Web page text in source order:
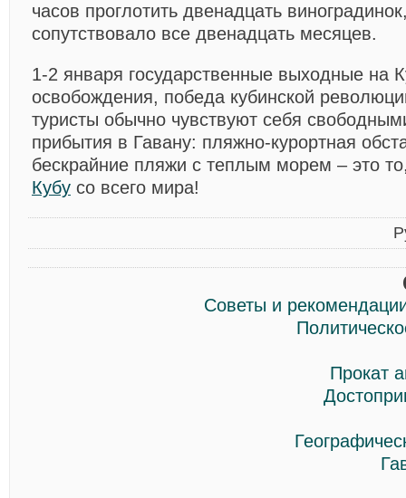
часов проглотить двенадцать
сопутствовало все двенадцать месяцев.
1-2 января государственные выходные на
освобождения, победа кубинской
туристы обычно чувствуют себя
прибытия в Гавану: пляжно-курортная
бескрайние пляжи с теплым морем – это
Кубу со всего мира!
Советы и
Прокат